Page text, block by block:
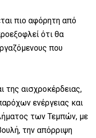
πιο αφόρητη από
ότι θα
που
της αισχροκέρδειας,
ενέργειας και
των Τεμπών, με
την απόρριψη